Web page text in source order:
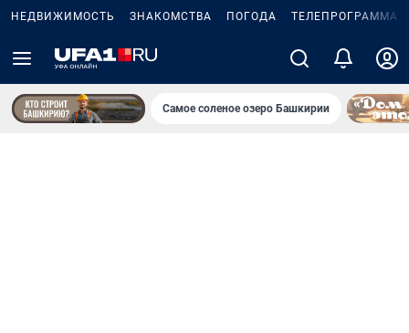
НЕДВИЖИМОСТЬ ЗНАКОМСТВА ПОГОДА ТЕЛЕПРОГРАММА
Самое соленое озеро Башкирии